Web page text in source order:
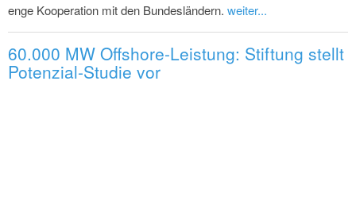
enge Kooperation mit den Bundesländern. weiter...
60.000 MW Offshore-Leistung: Stiftung stellt
Potenzial-Studie vor